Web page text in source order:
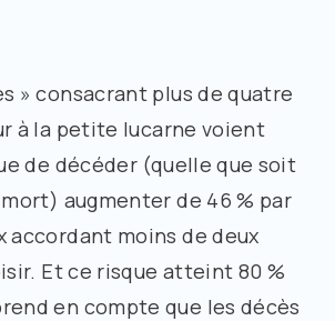
» consacrant plus de quatre
à la petite lucarne voient
de décéder (quelle que soit
augmenter de 46 % par
accordant moins de deux
Et ce risque atteint 80 %
en compte que les décès